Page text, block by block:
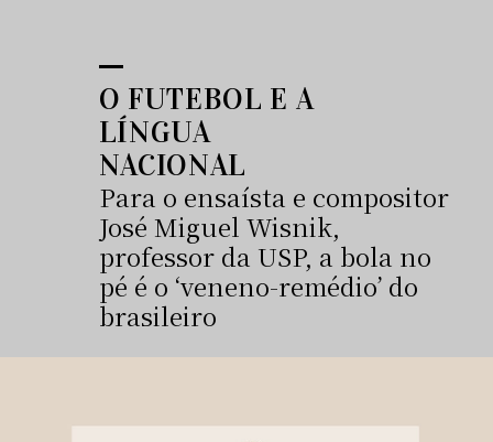
O FUTEBOL E A
LÍNGUA
NACIONAL
Para o ensaísta e compositor
José Miguel Wisnik,
professor da USP, a bola no
pé é o ‘veneno-remédio’ do
brasileiro